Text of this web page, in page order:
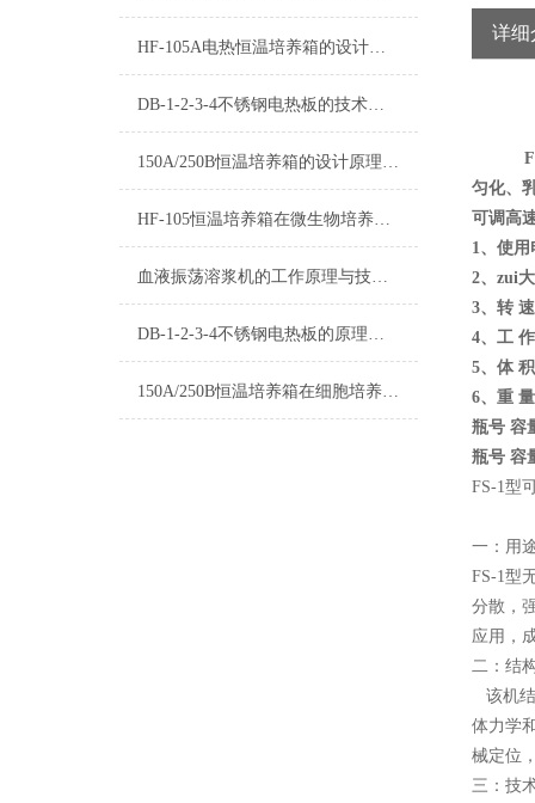
HF-105A电热恒温培养箱的设计原理与性能分析
DB-1-2-3-4不锈钢电热板的技术优势分析
150A/250B恒温培养箱的设计原理与技术特点
HF-105恒温培养箱在微生物培养中的应用
血液振荡溶浆机的工作原理与技术优化
DB-1-2-3-4不锈钢电热板的原理和用途及操作应用领域有哪些？
150A/250B恒温培养箱在细胞培养中的应用
详细
匀化、
可调高
1、使用
2、zui
3、转
4、工
5、体
6、重
瓶号 容
瓶号 容
FS-1型
一：用
FS-1型
分散，
应用，
二：结
该机结
体力学
械定位
三：技